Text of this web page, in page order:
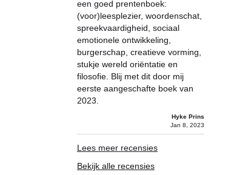
een goed prentenboek:
(voor)leesplezier, woordenschat,
spreekvaardigheid, sociaal
emotionele ontwikkeling,
burgerschap, creatieve vorming,
stukje wereld oriëntatie en
filosofie. Blij met dit door mij
eerste aangeschafte boek van
2023.
Hyke Prins
Jan 8, 2023
Lees meer recensies
Bekijk alle recensies